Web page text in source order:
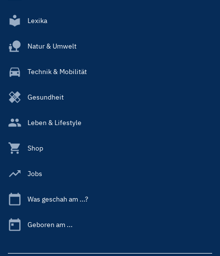
Lexika
Natur & Umwelt
Technik & Mobilität
Gesundheit
Leben & Lifestyle
Shop
Jobs
Was geschah am ...?
Geboren am ...